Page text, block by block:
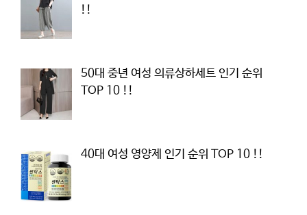
!!
50대 중년 여성 의류상하세트 인기 순위
TOP 10 !!
40대 여성 영양제 인기 순위 TOP 10 !!